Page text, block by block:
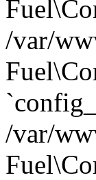
/var/
/var/